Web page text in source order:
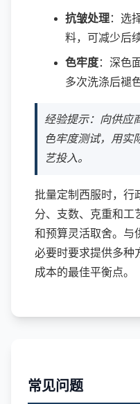
抗皱处理：选
料，可减少后
色牢度：深色
多次洗涤后褪色
经验提示：向供应
色牢度测试，用实
艺投入。
批量定制西服时，行
分、支数、克重和工
和预算灵活取舍。与
必要时要求提供多种
成本的最佳平衡点。
常见问题